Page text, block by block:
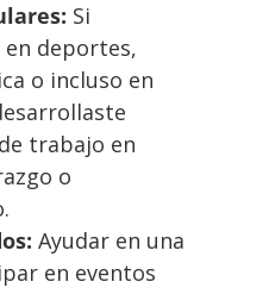
Si
deportes,
o incluso en
trabajo en
o
Ayudar en una
en eventos